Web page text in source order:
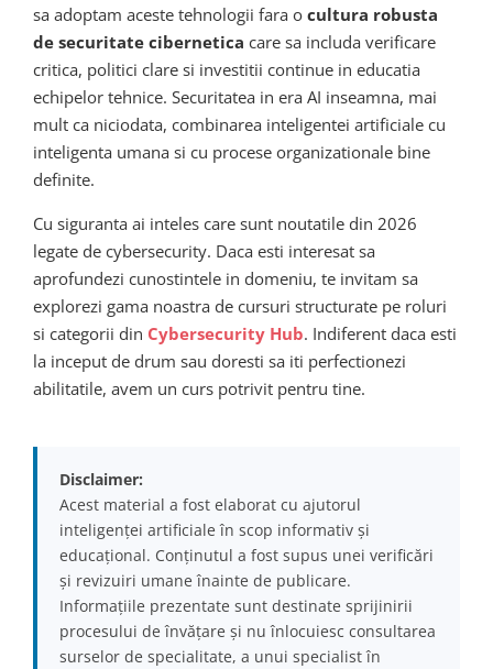
sa adoptam aceste tehnologii fara o cultura robusta
de securitate cibernetica care sa includa verificare
critica, politici clare si investitii continue in educatia
echipelor tehnice. Securitatea in era AI inseamna, mai
mult ca niciodata, combinarea inteligentei artificiale cu
inteligenta umana si cu procese organizationale bine
definite.
Cu siguranta ai inteles care sunt noutatile din 2026
legate de cybersecurity. Daca esti interesat sa
aprofundezi cunostintele in domeniu, te invitam sa
explorezi gama noastra de cursuri structurate pe roluri
si categorii din Cybersecurity Hub. Indiferent daca esti
la inceput de drum sau doresti sa iti perfectionezi
abilitatile, avem un curs potrivit pentru tine.
Disclaimer:
Acest material a fost elaborat cu ajutorul
inteligenței artificiale în scop informativ și
educațional. Conținutul a fost supus unei verificări
și revizuiri umane înainte de publicare.
Informațiile prezentate sunt destinate sprijinirii
procesului de învățare și nu înlocuiesc consultarea
surselor de specialitate, a unui specialist în